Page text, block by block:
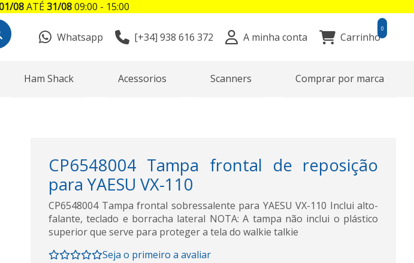
Whatsapp [+34] 938 616 372 A minha conta Carrinho
0
Ham Shack Acessorios Scanners Comprar por marca
CP6548004 Tampa frontal de reposição
para YAESU VX-110
CP6548004 Tampa frontal sobressalente para YAESU VX-110 Inclui alto-
falante, teclado e borracha lateral NOTA: A tampa não inclui o plástico
superior que serve para proteger a tela do walkie talkie
Seja o primeiro a avaliar
08ATÉ31/0809:00 - 15:00